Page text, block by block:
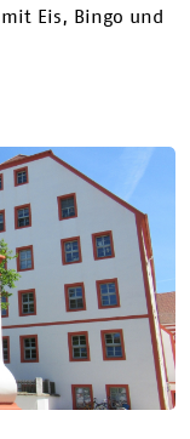
Eis, Bingo und